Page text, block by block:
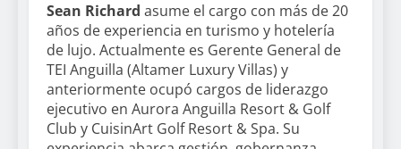
Sean Richard asume el cargo con más de 20
años de experiencia en turismo y hotelería
de lujo. Actualmente es Gerente General de
TEI Anguilla (Altamer Luxury Villas) y
anteriormente ocupó cargos de liderazgo
ejecutivo en Aurora Anguilla Resort & Golf
Club y CuisinArt Golf Resort & Spa. Su